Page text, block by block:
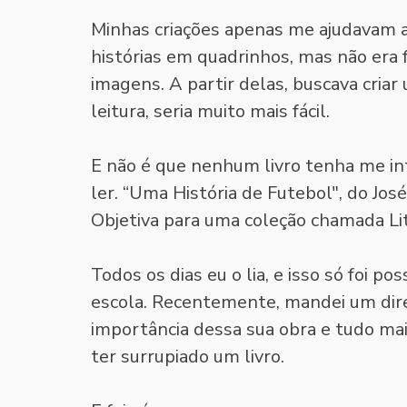
Minhas criações apenas me
histórias em quadrinhos, mas não
imagens. A partir delas, buscava
leitura, seria muito mais fácil.
E não é que nenhum livro tenha me
ler. “Uma História de Futebol", do
Objetiva para uma coleção chamada
Todos os dias eu o lia, e isso só foi
escola. Recentemente, mandei um
importância dessa sua obra e tudo
ter surrupiado um livro.